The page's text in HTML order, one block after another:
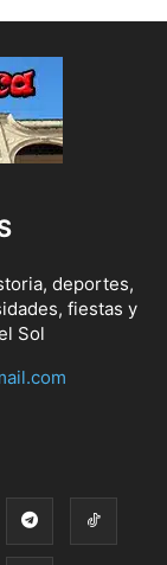
deportes,
fiestas y
Sol